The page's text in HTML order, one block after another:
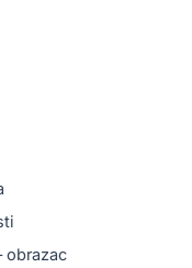
obrazac